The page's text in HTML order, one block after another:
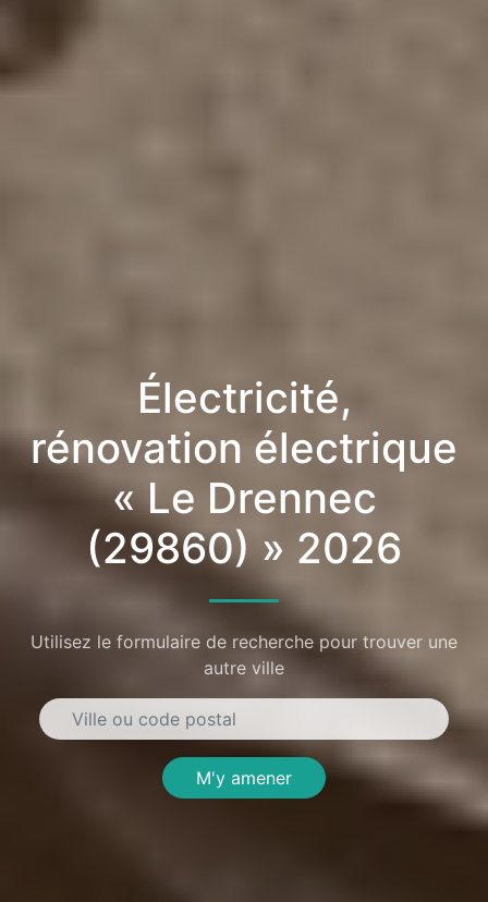
Électricité,
rénovation électrique
« Le Drennec
(29860) » 2026
Utilisez le formulaire de recherche pour trouver une
autre ville
M'y amener